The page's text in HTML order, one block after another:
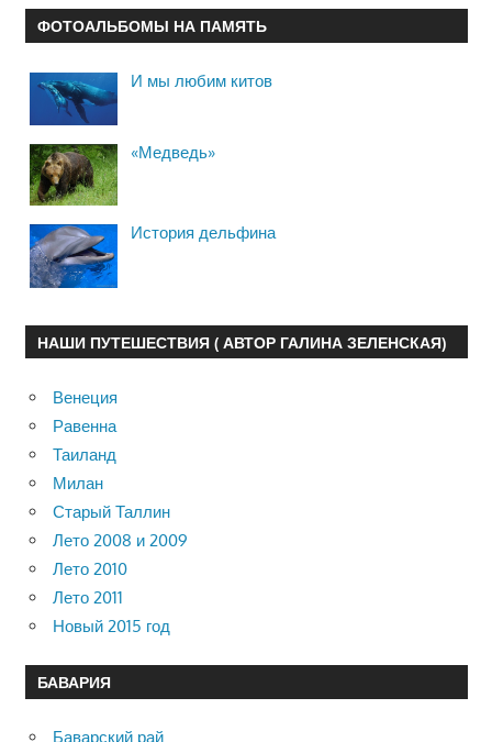
ФОТОАЛЬБОМЫ НА ПАМЯТЬ
И мы любим китов
«Медведь»
История дельфина
НАШИ ПУТЕШЕСТВИЯ ( АВТОР ГАЛИНА ЗЕЛЕНСКАЯ)
Венеция
Равенна
Таиланд
Милан
Старый Таллин
Лето 2008 и 2009
Лето 2010
Лето 2011
Новый 2015 год
БАВАРИЯ
Баварский рай